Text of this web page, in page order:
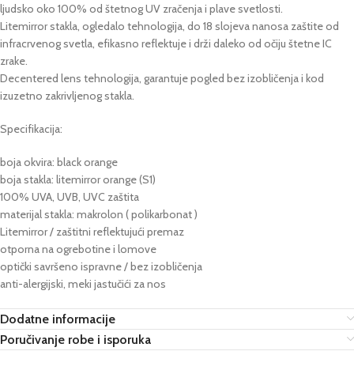
ljudsko oko 100% od štetnog UV zračenja i plave svetlosti.
Litemirror stakla, ogledalo tehnologija, do 18 slojeva nanosa zaštite od
infracrvenog svetla, efikasno reflektuje i drži daleko od očiju štetne IC
zrake.
Decentered lens tehnologija, garantuje pogled bez izobličenja i kod
izuzetno zakrivljenog stakla.
Specifikacija:
boja okvira: black orange
boja stakla: litemirror orange (S1)
100% UVA, UVB, UVC zaštita
materijal stakla: makrolon ( polikarbonat )
Litemirror / zaštitni reflektujući premaz
otporna na ogrebotine i lomove
optički savršeno ispravne / bez izobličenja
anti-alergijski, meki jastučići za nos
Dodatne informacije
Poručivanje robe i isporuka